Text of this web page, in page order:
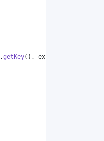
.getKey(), exportFormat